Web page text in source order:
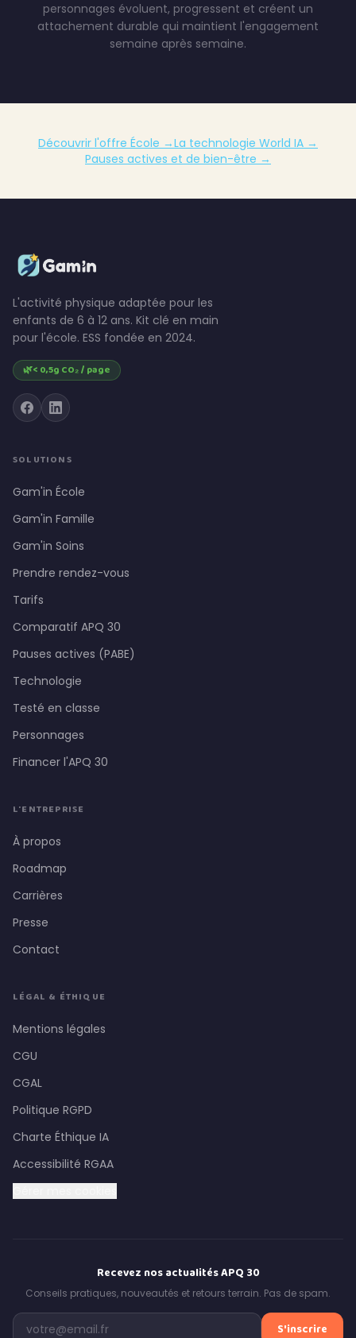
personnages évoluent, progressent et créent un
attachement durable qui maintient l'engagement
semaine après semaine.
Découvrir l'offre École →La technologie World IA →
Pauses actives et de bien-être →
L'activité physique adaptée pour les
enfants de 6 à 12 ans. Kit clé en main
pour l'école. ESS fondée en 2024.
🌿< 0,5g CO₂ / page
SOLUTIONS
Gam'in École
Gam'in Famille
Gam'in Soins
Prendre rendez-vous
Tarifs
Comparatif APQ 30
Pauses actives (PABE)
Technologie
Testé en classe
Personnages
Financer l'APQ 30
L'ENTREPRISE
À propos
Roadmap
Carrières
Presse
Contact
LÉGAL & ÉTHIQUE
Mentions légales
CGU
CGAL
Politique RGPD
Charte Éthique IA
Accessibilité RGAA
Recevez nos actualités APQ 30
Conseils pratiques, nouveautés et retours terrain. Pas de spam.
S'inscrire